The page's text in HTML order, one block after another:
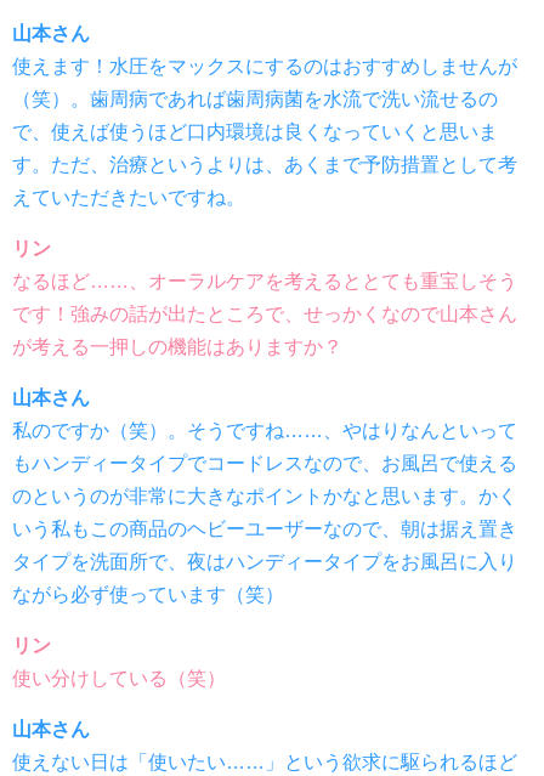
山本さん
使えます！水圧をマックスにするのはおすすめしませんが
（笑）。歯周病であれば歯周病菌を水流で洗い流せるの
で、使えば使うほど口内環境は良くなっていくと思いま
す。ただ、治療というよりは、あくまで予防措置として考
えていただきたいですね。
リン
なるほど……、オーラルケアを考えるととても重宝しそう
です！強みの話が出たところで、せっかくなので山本さん
が考える一押しの機能はありますか？
山本さん
私のですか（笑）。そうですね……、やはりなんといって
もハンディータイプでコードレスなので、お風呂で使える
のというのが非常に大きなポイントかなと思います。かく
いう私もこの商品のヘビーユーザーなので、朝は据え置き
タイプを洗面所で、夜はハンディータイプをお風呂に入り
ながら必ず使っています（笑）
リン
使い分けしている（笑）
山本さん
使えない日は「使いたい……」という欲求に駆られるほど